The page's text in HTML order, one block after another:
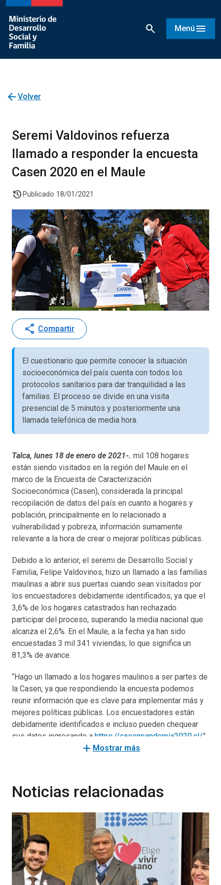
search Menú menu
arrow_back Volver
Seremi Valdovinos refuerza
llamado a responder la encuesta
Casen 2020 en el Maule
history Publicado 18/01/2021
share Compartir
El cuestionario que permite conocer la situación
socioeconómica del país cuenta con todos los
protocolos sanitarios para dar tranquilidad a las
familias. El proceso se divide en una visita
presencial de 5 minutos y posteriormente una
llamada telefónica de media hora.
Talca, lunes 18 de enero de 2021-. mil 108 hogares
están siendo visitados en la región del Maule en el
marco de la Encuesta de Caracterización
Socioeconómica (Casen), considerada la principal
recopilación de datos del país en cuanto a hogares y
población, principalmente en lo relacionado a
vulnerabilidad y pobreza, información sumamente
relevante a la hora de crear o mejorar políticas públicas.
Debido a lo anterior, el seremi de Desarrollo Social y
Familia, Felipe Valdovinos, hizo un llamado a las familias
maulinas a abrir sus puertas cuando sean visitados por
los encuestadores debidamente identificados, ya que el
3,6% de los hogares catastrados han rechazado
participar del proceso, superando la media nacional que
alcanza el 2,6%. En el Maule, a la fecha ya han sido
encuestadas 3 mil 341 viviendas, lo que significa un
81,3% de avance.
“Hago un llamado a los hogares maulinos a ser partes de
la Casen, ya que respondiendo la encuesta podemos
reunir información que es clave para implementar más y
mejores políticas públicas. Los encuestadores están
debidamente identificados e incluso pueden chequear
sus datos ingresando a https://casenpandemia2020.cl/”,
sostuvo el seremi Valdovinos.
Casen es más importante que nunca para tomar buenas
Chile y nuestros encuestadores están llevando a cabo un
trabajo sumamente confidencial. Ellos volverán a visitar
los hogares que no han rechazado participar del proceso
y esperamos que puedan abrir sus puertas”.
Debido a la crisis sanitaria, este año la Casen 2020
add Mostrar más
Noticias relacionadas